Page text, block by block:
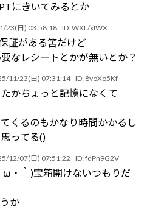
にきいてみるとか
23(日) 03:58:18 ID:WXL/xIWX
証がある筈だけど
なレシートとかが無いとか？
11/23(日) 07:31:14 ID: 8yoXo5Kf
かちょっと記憶になくて
くるのもかなり時間かかるし
ってる()
12/07(日) 07:51:22 ID:fdPn9G2V
ω・｀)宝箱開けないつもりだ
か